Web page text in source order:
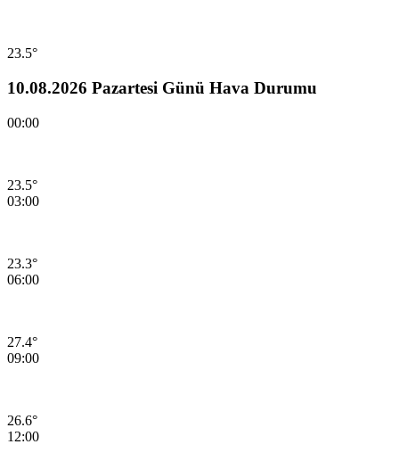
23.5°
10.08.2026 Pazartesi Günü Hava Durumu
00:00
23.5°
03:00
23.3°
06:00
27.4°
09:00
26.6°
12:00